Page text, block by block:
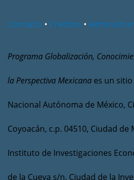
Contacto • Créditos • Administrar
Programa Globalización,
la Perspectiva Mexicana es un
Nacional Autónoma de México,
Coyoacán, c.p. 04510, Ciudad de
Instituto de Investigaciones
de la Cueva s/n, Ciudad de la